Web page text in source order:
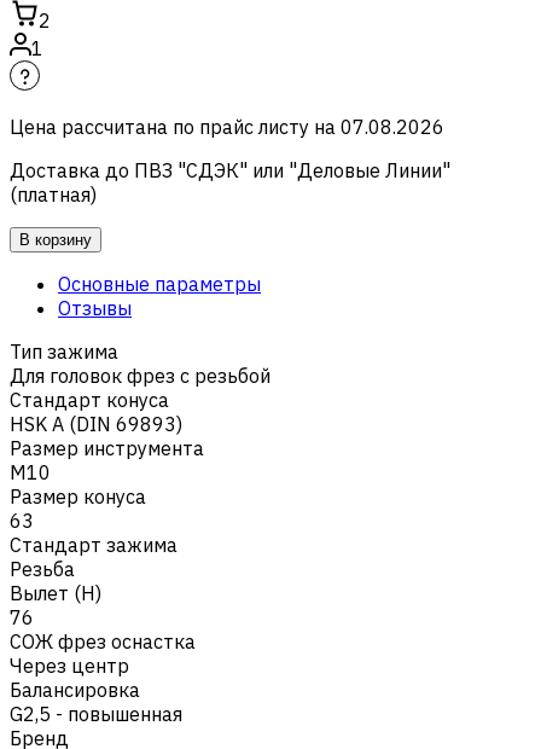
2
1
Цена рассчитана по прайс листу на 07.08.2026
Доставка до ПВЗ "СДЭК" или "Деловые Линии"
(платная)
В корзину
Основные параметры
Отзывы
Тип зажима
Для головок фрез с резьбой
Стандарт конуса
HSK A (DIN 69893)
Размер инструмента
M10
Размер конуса
63
Стандарт зажима
Резьба
Вылет (H)
76
СОЖ фрез оснастка
Через центр
Балансировка
G2,5 - повышенная
Бренд